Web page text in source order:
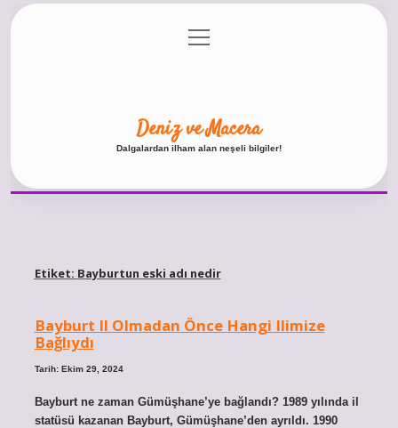
Gizlilik Politikası
menüyü
aç
Deniz ve Macera
Dalgalardan ilham alan neşeli bilgiler!
Etiket: Bayburtun eski adı nedir
Bayburt Il Olmadan Önce Hangi Ilimize
Bağlıydı
Tarih: Ekim 29, 2024
Bayburt ne zaman Gümüşhane’ye bağlandı? 1989 yılında il
statüsü kazanan Bayburt, Gümüşhane’den ayrıldı. 1990